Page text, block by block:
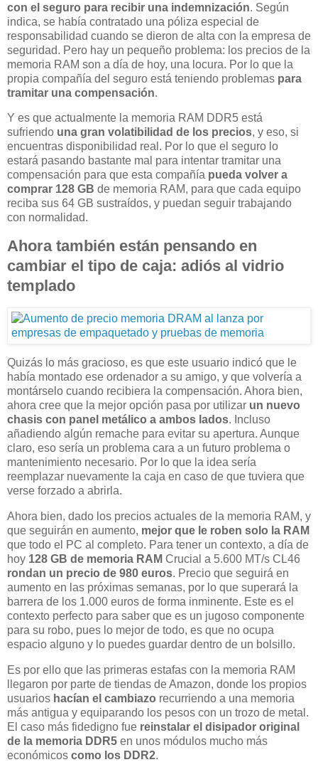
con el seguro para recibir una indemnización. Según
indica, se había contratado una póliza especial de
responsabilidad cuando se dieron de alta con la empresa de
seguridad. Pero hay un pequeño problema: los precios de la
memoria RAM son a día de hoy, una locura. Por lo que la
propia compañía del seguro está teniendo problemas para
tramitar una compensación.
Y es que actualmente la memoria RAM DDR5 está
sufriendo una gran volatibilidad de los precios, y eso, si
encuentras disponibilidad real. Por lo que el seguro lo
estará pasando bastante mal para intentar tramitar una
compensación para que esta compañía pueda volver a
comprar 128 GB de memoria RAM, para que cada equipo
reciba sus 64 GB sustraídos, y puedan seguir trabajando
con normalidad.
Ahora también están pensando en
cambiar el tipo de caja: adiós al vidrio
templado
Quizás lo más gracioso, es que este usuario indicó que le
había montado ese ordenador a su amigo, y que volvería a
montárselo cuando recibiera la compensación. Ahora bien,
ahora cree que la mejor opción pasa por utilizar un nuevo
chasis con panel metálico a ambos lados. Incluso
añadiendo algún remache para evitar su apertura. Aunque
claro, eso sería un problema cara a un futuro problema o
mantenimiento necesario. Por lo que la idea sería
reemplazar nuevamente la caja en caso de que tuviera que
verse forzado a abrirla.
Ahora bien, dado los precios actuales de la memoria RAM, y
que seguirán en aumento, mejor que le roben solo la RAM
que todo el PC al completo. Para tener un contexto, a día de
hoy 128 GB de memoria RAM Crucial a 5.600 MT/s CL46
rondan un precio de 980 euros. Precio que seguirá en
aumento en las próximas semanas, por lo que superará la
barrera de los 1.000 euros de forma inminente. Este es el
contexto perfecto para saber que es un jugoso componente
para su robo, pues lo mejor de todo, es que no ocupa
espacio alguno y lo puedes guardar dentro de un bolsillo.
Es por ello que las primeras estafas con la memoria RAM
llegaron por parte de tiendas de Amazon, donde los propios
usuarios hacían el cambiazo recurriendo a una memoria
más antigua y equiparando los pesos con un trozo de metal.
El caso más fidedigno fue reinstalar el disipador original
de la memoria DDR5 en unos módulos mucho más
económicos como los DDR2.